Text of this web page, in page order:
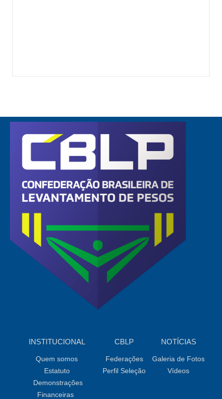
INSTITUCIONAL
Quem somos
Estatuto
Demonstrações
Financeiras
CBLP
Federações
Perfil Seleção
NOTÍCIAS
Galeria de Fotos
Vídeos